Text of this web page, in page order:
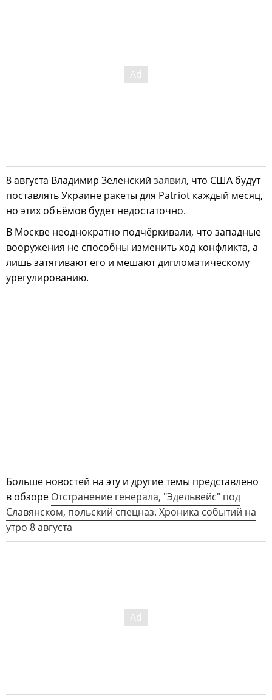
8 августа Владимир Зеленский заявил, что США будут
поставлять Украине ракеты для Patriot каждый месяц,
но этих объёмов будет недостаточно.
В Москве неоднократно подчёркивали, что западные
вооружения не способны изменить ход конфликта, а
лишь затягивают его и мешают дипломатическому
урегулированию.
Больше новостей на эту и другие темы представлено
в обзоре Отстранение генерала, "Эдельвейс" под
Славянском, польский спецназ. Хроника событий на
утро 8 августа